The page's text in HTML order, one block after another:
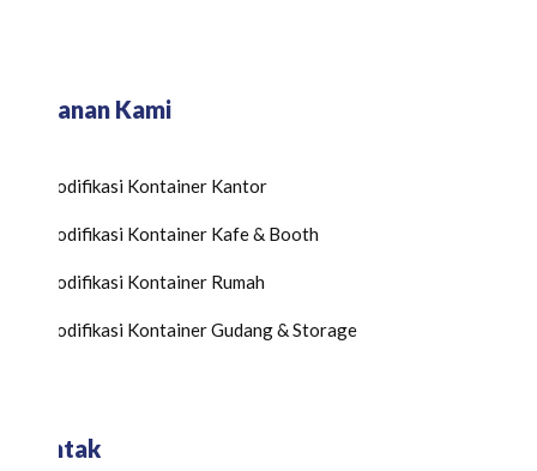
Layanan Kami
Modifikasi Kontainer Kantor
Modifikasi Kontainer Kafe & Booth
Modifikasi Kontainer Rumah
Modifikasi Kontainer Gudang & Storage
Kontak